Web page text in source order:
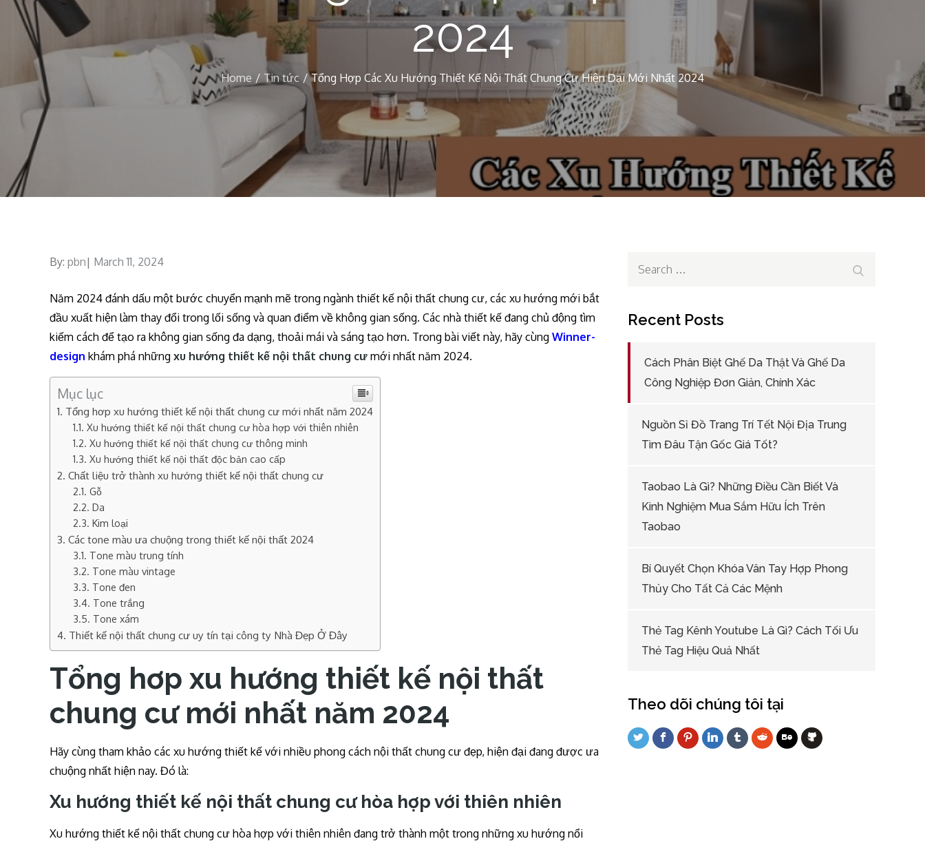
2024
Home Tin tức Tổng Hợp Các Xu Hướng Thiết Kế Nội Thất Chung Cư Hiện Đại Mới Nhất 2024
By: pbn
Posted
March 11, 2024
Năm 2024 đánh dấu một bước chuyển mạnh mẽ trong ngành thiết kế nội thất chung cư, các xu hướng mới bắt
đầu xuất hiện làm thay đổi trong lối sống và quan điểm về không gian sống. Các nhà thiết kế đang chủ động tìm
kiếm cách để tạo ra không gian sống đa dạng, thoải mái và sáng tạo hơn. Trong bài viết này, hãy cùng Winner-
design khám phá những xu hướng thiết kế nội thất chung cư mới nhất năm 2024.
Mục lục
Tổng hơp xu hướng thiết kế nội thất chung cư mới nhất năm 2024
Xu hướng thiết kế nội thất chung cư hòa hợp với thiên nhiên
Xu hướng thiết kế nội thất chung cư thông minh
Xu hướng thiết kế nội thất độc bản cao cấp
Chất liệu trở thành xu hướng thiết kế nội thất chung cư
Gỗ
Da
Kim loại
Các tone màu ưa chuộng trong thiết kế nội thất 2024
Tone màu trung tính
Tone màu vintage
Tone đen
Tone trắng
Tone xám
Thiết kế nội thất chung cư uy tín tại công ty Nhà Đẹp Ở Đây
Tổng hơp xu hướng thiết kế nội thất
chung cư mới nhất năm 2024
Hãy cùng tham khảo các xu hướng thiết kế với nhiều phong cách nội thất chung cư đẹp, hiện đại đang được ưa
chuộng nhất hiện nay. Đó là:
Xu hướng thiết kế nội thất chung cư hòa hợp với thiên nhiên
Xu hướng thiết kế nội thất chung cư hòa hợp với thiên nhiên đang trở thành một trong những xu hướng nổi
Search
Recent Posts
Cách Phân Biệt Ghế Da Thật Và Ghế Da
Công Nghiệp Đơn Giản, Chính Xác
Nguồn Sỉ Đồ Trang Trí Tết Nội Địa Trung
Tìm Đâu Tận Gốc Giá Tốt?
Taobao Là Gì? Những Điều Cần Biết Và
Kinh Nghiệm Mua Sắm Hữu Ích Trên
Taobao
Bí Quyết Chọn Khóa Vân Tay Hợp Phong
Thủy Cho Tất Cả Các Mệnh
Thẻ Tag Kênh Youtube Là Gì? Cách Tối Ưu
Thẻ Tag Hiệu Quả Nhất
Theo dõi chúng tôi tại